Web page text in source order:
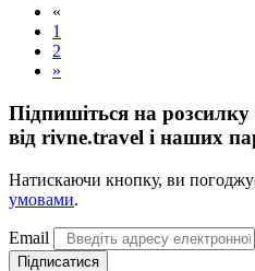
«
1
2
»
Підпишіться на
від rivne.travel і наших
Натискаючи кнопку, ви
умовами.
Email
Підписатися